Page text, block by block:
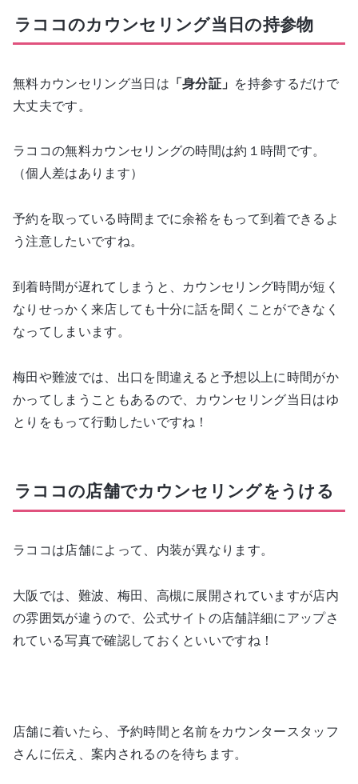
ラココのカウンセリング当日の持参物
無料カウンセリング当日は 「身分証」 を持参するだけで
大丈夫です。
ラココの無料カウンセリングの時間は約１時間です。
（個人差はあります）
予約を取っている時間までに余裕をもって到着できるよ
う注意したいですね。
到着時間が遅れてしまうと、カウンセリング時間が短く
なりせっかく来店しても十分に話を聞くことができなく
なってしまいます。
梅田や難波では、出口を間違えると予想以上に時間がか
かってしまうこともあるので、カウンセリング当日はゆ
とりをもって行動したいですね！
ラココの店舗でカウンセリングをうける
ラココは店舗によって、内装が異なります。
大阪では、難波、梅田、高槻に展開されていますが店内
の雰囲気が違うので、公式サイトの店舗詳細にアップさ
れている写真で確認しておくといいですね！
店舗に着いたら、予約時間と名前をカウンタースタッフ
さんに伝え、案内されるのを待ちます。